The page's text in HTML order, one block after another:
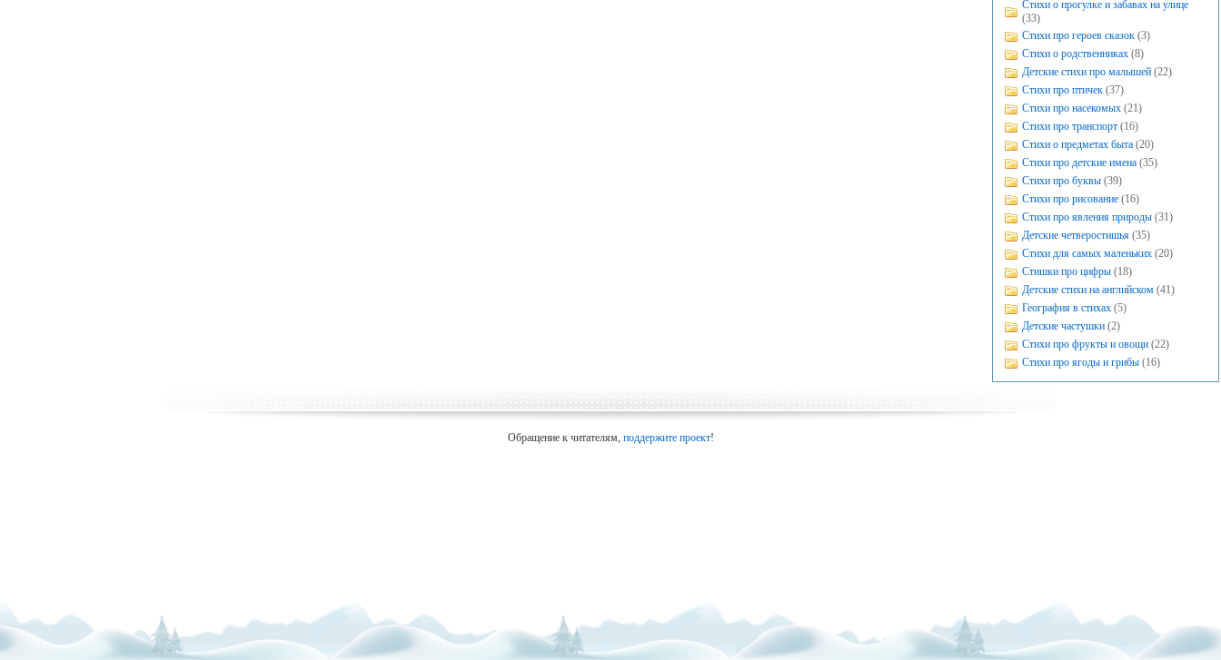
Стихи о прогулке и забавах на улице
(33)
Стихи про героев сказок (3)
Стихи о родственниках (8)
Детские стихи про малышей (22)
Стихи про птичек (37)
Стихи про насекомых (21)
Стихи про транспорт (16)
Стихи о предметах быта (20)
Стихи про детские имена (35)
Стихи про буквы (39)
Стихи про рисование (16)
Стихи про явления природы (31)
Детские четверостишья (35)
Стихи для самых маленьких (20)
Стишки про цифры (18)
Детские стихи на английском (41)
География в стихах (5)
Детские частушки (2)
Стихи про фрукты и овощи (22)
Стихи про ягоды и грибы (16)
Обращение к читателям, поддержите проект!